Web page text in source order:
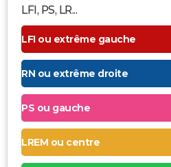
LFI, PS, LR...
LFI ou extrême gauche
RN ou extrême droite
PS ou gauche
LREM ou centre